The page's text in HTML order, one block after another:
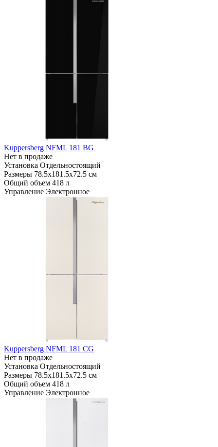
Kuppersberg NFML 181 BG
Нет в продаже
Установка Отдельностоящий
Размеры 78.5х181.5х72.5 см
Общий объем 418 л
Управление Электронное
Kuppersberg NFML 181 CG
Нет в продаже
Установка Отдельностоящий
Размеры 78.5х181.5х72.5 см
Общий объем 418 л
Управление Электронное